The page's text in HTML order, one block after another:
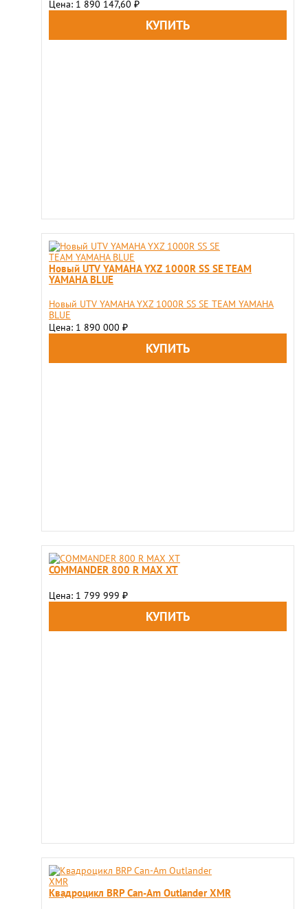
Цена: 1 890 147,60 ₽
Новый UTV YAMAHA YXZ 1000R SS SE TEAM
YAMAHA BLUE
Новый UTV YAMAHA YXZ 1000R SS SE TEAM YAMAHA
BLUE
Цена: 1 890 000 ₽
COMMANDER 800 R MAX XT
Цена: 1 799 999 ₽
Квадроцикл BRP Can-Am Outlander XMR